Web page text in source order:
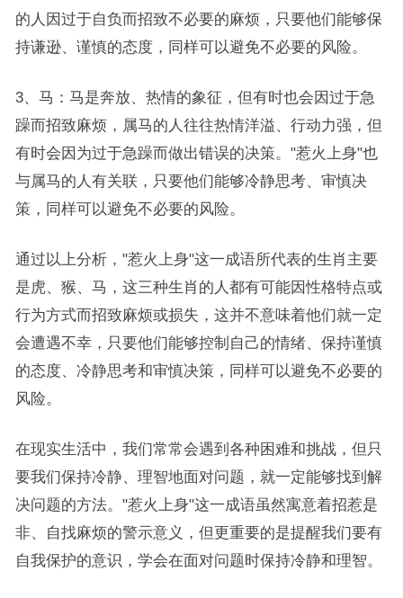
的人因过于自负而招致不必要的麻烦，只要他们能够保
持谦逊、谨慎的态度，同样可以避免不必要的风险。
3、马：马是奔放、热情的象征，但有时也会因过于急
躁而招致麻烦，属马的人往往热情洋溢、行动力强，但
有时会因为过于急躁而做出错误的决策。"惹火上身"也
与属马的人有关联，只要他们能够冷静思考、审慎决
策，同样可以避免不必要的风险。
通过以上分析，"惹火上身"这一成语所代表的生肖主要
是虎、猴、马，这三种生肖的人都有可能因性格特点或
行为方式而招致麻烦或损失，这并不意味着他们就一定
会遭遇不幸，只要他们能够控制自己的情绪、保持谨慎
的态度、冷静思考和审慎决策，同样可以避免不必要的
风险。
在现实生活中，我们常常会遇到各种困难和挑战，但只
要我们保持冷静、理智地面对问题，就一定能够找到解
决问题的方法。"惹火上身"这一成语虽然寓意着招惹是
非、自找麻烦的警示意义，但更重要的是提醒我们要有
自我保护的意识，学会在面对问题时保持冷静和理智。